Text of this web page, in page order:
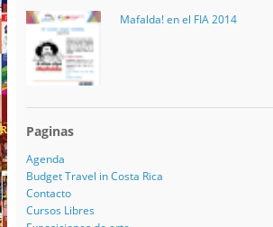
Mafalda! en el FIA 2014
Paginas
Agenda
Budget Travel in Costa Rica
Contacto
Cursos Libres